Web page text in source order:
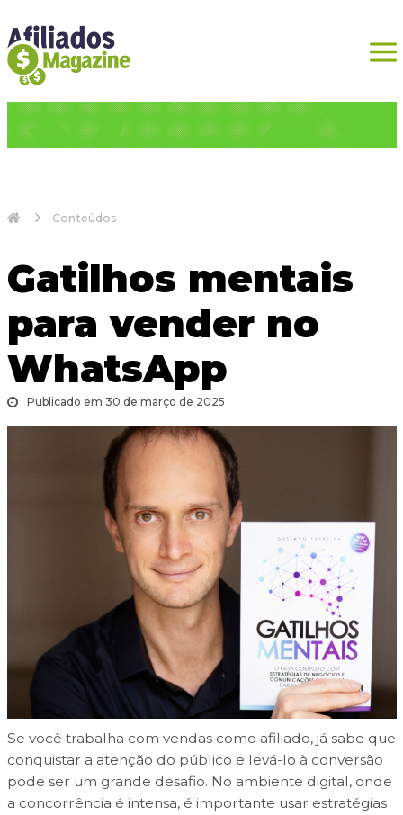
Conteúdos
Gatilhos mentais
para vender no
WhatsApp
Publicado em 30 de março de 2025
Se você trabalha com vendas como afiliado, já sabe que
conquistar a atenção do público e levá-lo à conversão
pode ser um grande desafio. No ambiente digital, onde
a concorrência é intensa, é importante usar estratégias